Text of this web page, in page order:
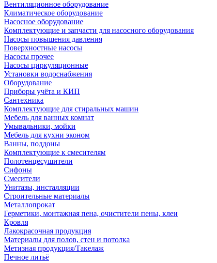
Вентиляционное оборудование
Климатическое оборудование
Насосное оборудование
Комплектующие и запчасти для насосного оборудования
Насосы повышения давления
Поверхностные насосы
Насосы прочее
Насосы циркуляционные
Установки водоснабжения
Оборудование
Приборы учёта и КИП
Сантехника
Комплектующие для стиральных машин
Мебель для ванных комнат
Умывальники, мойки
Мебель для кухни эконом
Ванны, поддоны
Комплектующие к смесителям
Полотенцесушители
Сифоны
Смесители
Унитазы, инсталляции
Строительные материалы
Металлопрокат
Герметики, монтажная пена, очистители пены, клеи
Кровля
Лакокрасочная продукция
Материалы для полов, стен и потолка
Метизная продукция/Такелаж
Печное литьё